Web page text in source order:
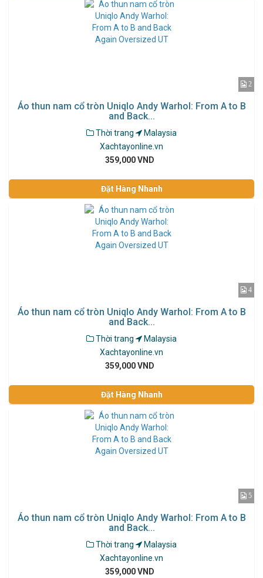
2
Áo thun nam cổ tròn Uniqlo Andy Warhol: From A to B
and Back...
Thời trang
Malaysia
Xachtayonline.vn
359,000 VND
Đặt Hàng Nhanh
4
Áo thun nam cổ tròn Uniqlo Andy Warhol: From A to B
and Back...
Thời trang
Malaysia
Xachtayonline.vn
359,000 VND
Đặt Hàng Nhanh
5
Áo thun nam cổ tròn Uniqlo Andy Warhol: From A to B
and Back...
Thời trang
Malaysia
Xachtayonline.vn
359,000 VND